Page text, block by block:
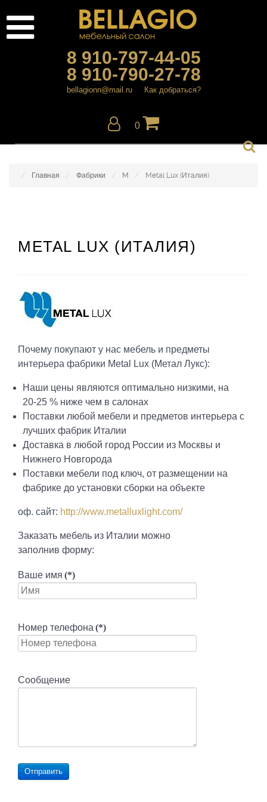
8 910-797-44-05
8 910-790-27-78
bellagionn@mail.ru Как добраться?
0
Главная Фабрики M Metal Lux (Италия)
METAL LUX (ИТАЛИЯ)
Почему покупают у нас мебель и предметы
интерьера фабрики Metal Lux (Метал Лукс):
Наши цены являются оптимально низкими, на
20-25 % ниже чем в салонах
Поставки любой мебели и предметов интерьера с
лучших фабрик Италии
Доставка в любой город России из Москвы и
Нижнего Новгорода
Поставки мебели под ключ, от размещении на
фабрике до установки сборки на объекте
оф. сайт: http://www.metalluxlight.com/
Заказать мебель из Италии можно
заполнив форму:
Ваше имя (*)
Номер телефона (*)
Сообщение
Отправить